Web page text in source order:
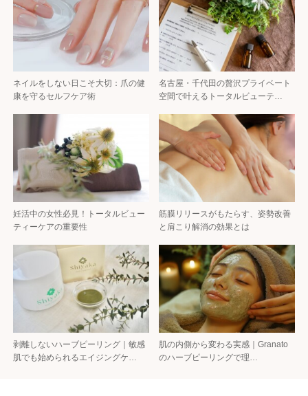
ネイルをしない日こそ大切：爪の健
康を守るセルフケア術
名古屋・千代田の贅沢プライベート
空間で叶えるトータルビューテ…
妊活中の女性必見！トータルビュー
ティーケアの重要性
筋膜リリースがもたらす、姿勢改善
と肩こり解消の効果とは
剥離しないハーブピーリング｜敏感
肌でも始められるエイジングケ…
肌の内側から変わる実感｜Granato
のハーブピーリングで理…